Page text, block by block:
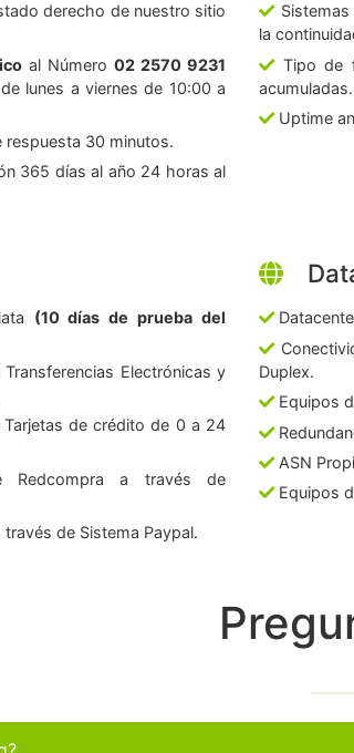
derecho de nuestro sitio
al Número 02 2570 9231
lunes a viernes de 10:00 a
30 minutos.
365 días al año 24 horas al
Sistemas
la
Tipo de
acumuladas.
Uptime
(10 días de prueba del
Electrónicas y
de crédito de 0 a 24
Redcompra a través de
de Sistema Paypal.
Duplex.
Equipos
ASN
Equipos